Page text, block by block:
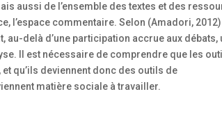
aussi de l’ensemble des textes et des
l’espace commentaire. Selon (Amadori,
delà d’une participation accrue aux débats,
Il est nécessaire de comprendre que les
qu’ils deviennent donc des outils de
matière sociale à travailler.